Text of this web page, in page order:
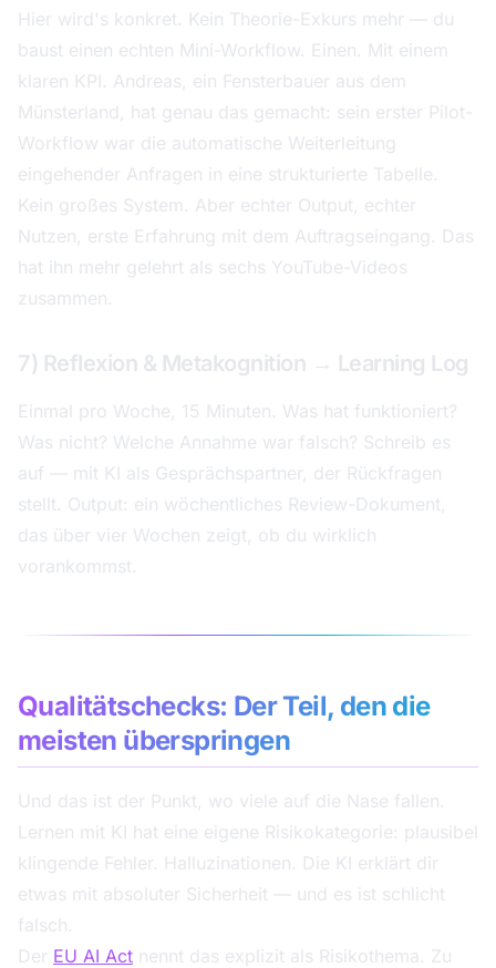
Hier wird's konkret. Kein Theorie-Exkurs mehr — du
baust einen echten Mini-Workflow. Einen. Mit einem
klaren KPI. Andreas, ein Fensterbauer aus dem
Münsterland, hat genau das gemacht: sein erster Pilot-
Workflow war die automatische Weiterleitung
eingehender Anfragen in eine strukturierte Tabelle.
Kein großes System. Aber echter Output, echter
Nutzen, erste Erfahrung mit dem Auftragseingang. Das
hat ihn mehr gelehrt als sechs YouTube-Videos
zusammen.
7) Reflexion & Metakognition → Learning Log
Einmal pro Woche, 15 Minuten. Was hat funktioniert?
Was nicht? Welche Annahme war falsch? Schreib es
auf — mit KI als Gesprächspartner, der Rückfragen
stellt. Output: ein wöchentliches Review-Dokument,
das über vier Wochen zeigt, ob du wirklich
vorankommst.
Qualitätschecks: Der Teil, den die
meisten überspringen
Und das ist der Punkt, wo viele auf die Nase fallen.
Lernen mit KI hat eine eigene Risikokategorie: plausibel
klingende Fehler. Halluzinationen. Die KI erklärt dir
etwas mit absoluter Sicherheit — und es ist schlicht
falsch.
Der EU AI Act nennt das explizit als Risikothema. Zu